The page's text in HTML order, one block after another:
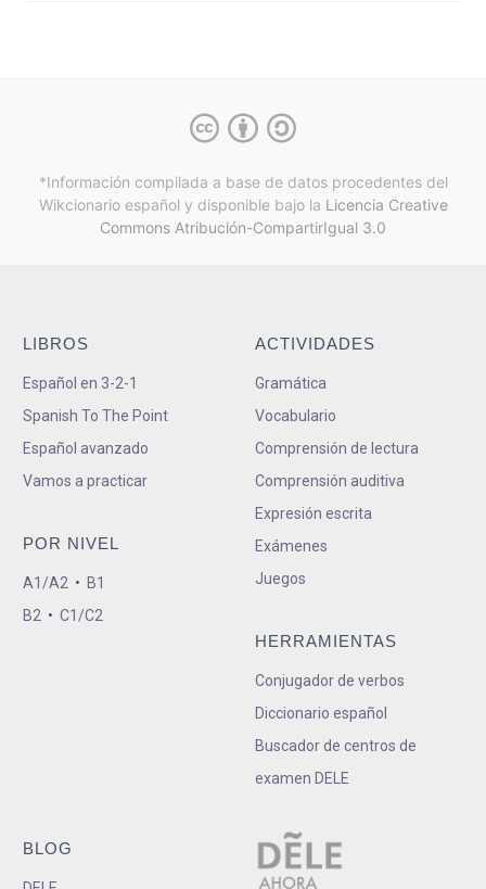
*Información compilada a base de datos procedentes del
Wikcionario español y disponible bajo la Licencia Creative
Commons Atribución-CompartirIgual 3.0
LIBROS
Español en 3-2-1
Spanish To The Point
Español avanzado
Vamos a practicar
POR NIVEL
A1/A2 • B1
B2 • C1/C2
ACTIVIDADES
Gramática
Vocabulario
Comprensión de lectura
Comprensión auditiva
Expresión escrita
Exámenes
Juegos
HERRAMIENTAS
Conjugador de verbos
Diccionario español
Buscador de centros de
examen DELE
BLOG